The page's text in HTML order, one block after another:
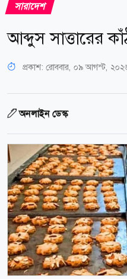
সারাদেশ
আব্দুস সাত্তারের
প্রকাশ: রোববার, ০৯ আগস্ট,
অনলাইন ডেস্ক